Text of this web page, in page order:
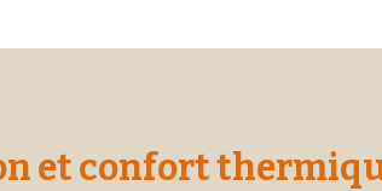
et confort